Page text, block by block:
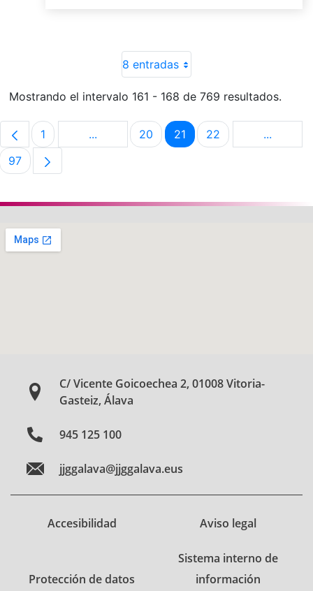
8 entradas
Mostrando el intervalo 161 - 168 de 769 resultados.
Página
1 ...Páginas intermedias Use TAB para
Página
20 Página
21 Página
22 ...Páginas
Página
97
C/ Vicente Goicoechea 2, 01008 Vitoria-
Gasteiz, Álava
945 125 100
jjggalava@jjggalava.eus
Accesibilidad Aviso legal
Protección de datos
Sistema interno de
información